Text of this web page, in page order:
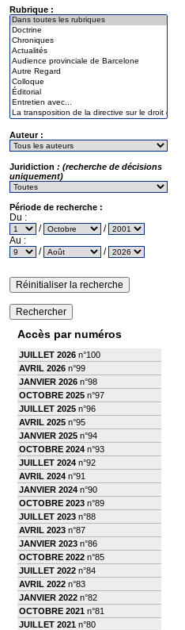
Rubrique :
Auteur :
Juridiction : (recherche de décisions
uniquement)
Période de recherche :
Du :
/
/
Au :
/
/
Accès par numéros
JUILLET 2026 n°100
AVRIL 2026 n°99
JANVIER 2026 n°98
OCTOBRE 2025 n°97
JUILLET 2025 n°96
AVRIL 2025 n°95
JANVIER 2025 n°94
OCTOBRE 2024 n°93
JUILLET 2024 n°92
AVRIL 2024 n°91
JANVIER 2024 n°90
OCTOBRE 2023 n°89
JUILLET 2023 n°88
AVRIL 2023 n°87
JANVIER 2023 n°86
OCTOBRE 2022 n°85
JUILLET 2022 n°84
AVRIL 2022 n°83
JANVIER 2022 n°82
OCTOBRE 2021 n°81
JUILLET 2021 n°80